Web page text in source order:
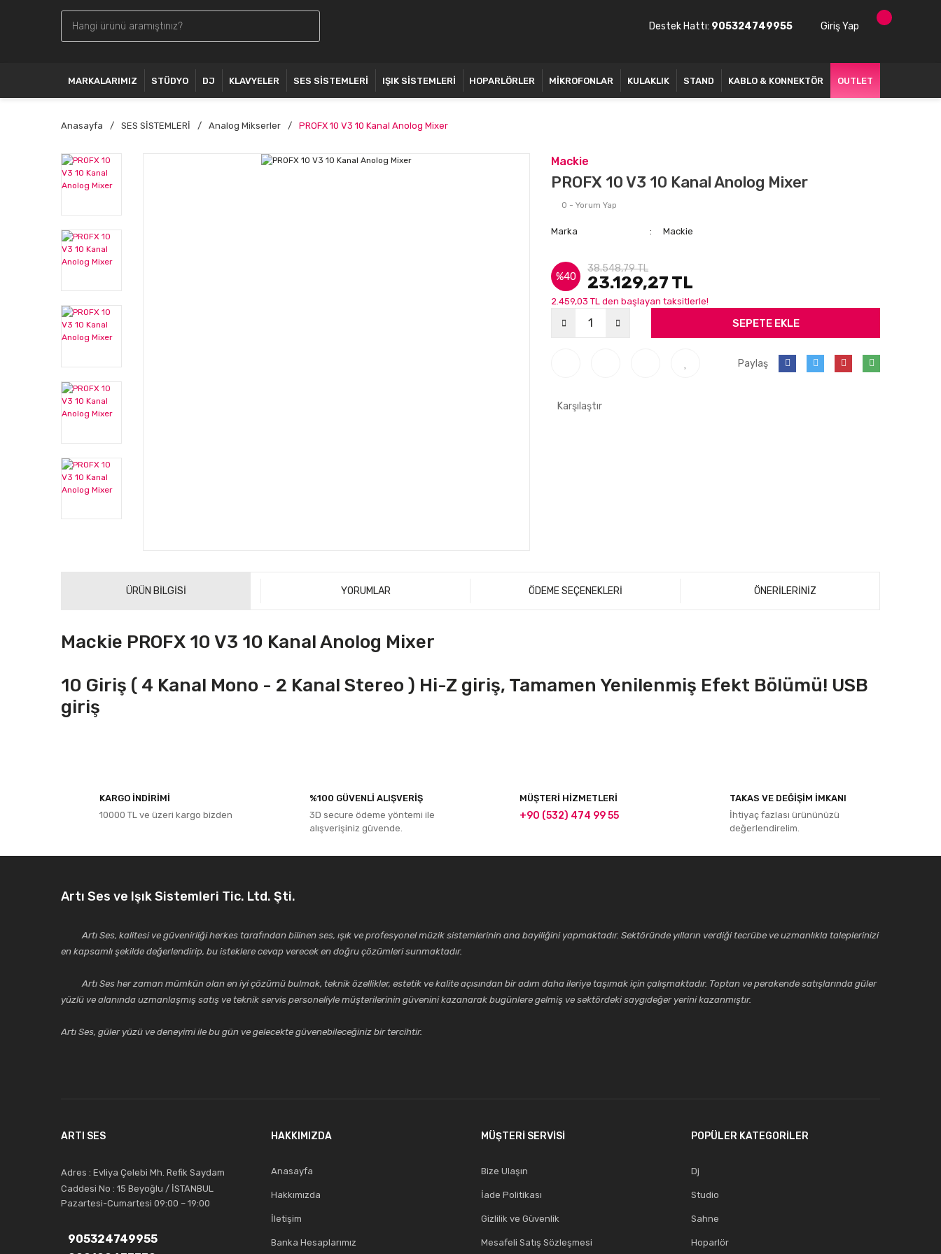
Destek Hattı: 905324749955 Giriş Yap
MARKALARIMIZ STÜDYO DJ KLAVYELER SES SİSTEMLERİ IŞIK SİSTEMLERİ HOPARLÖRLER MİKROFONLAR KULAKLIK STAND KABLO & KONNEKTÖR OUTLET
Anasayfa SES SİSTEMLERİ Analog Mikserler PROFX 10 V3 10 Kanal Anolog Mixer
Mackie
PROFX 10 V3 10 Kanal Anolog Mixer
0 - Yorum Yap
Marka Mackie
%40
38.548,79 TL
23.129,27 TL
2.459,03 TL den başlayan taksitlerle!
SEPETE EKLE
Paylaş
Karşılaştır
ÜRÜN BİLGİSİ YORUMLAR ÖDEME SEÇENEKLERİ ÖNERİLERİNİZ
Mackie PROFX 10 V3 10 Kanal Anolog Mixer
10 Giriş ( 4 Kanal Mono - 2 Kanal Stereo ) Hi-Z giriş, Tamamen Yenilenmiş Efekt Bölümü! USB
giriş
Bu ürüne ilk yorumu siz yapın!
Görüş ve önerileriniz için teşekkür ederiz.
Bu ürüne benzer farklı alternatifler olmalı.
Gönder
KARGO İNDİRİMİ
10000 TL ve üzeri kargo bizden
%100 GÜVENLİ ALIŞVERİŞ
3D secure ödeme yöntemi ile
alışverişiniz güvende.
MÜŞTERİ HİZMETLERİ
+90 (532) 474 99 55
TAKAS VE DEĞİŞİM İMKANI
İhtiyaç fazlası ürününüzü
değerlendirelim.
Artı Ses ve Işık Sistemleri Tic. Ltd. Şti.
Artı Ses, kalitesi ve güvenirliği herkes tarafından bilinen ses, ışık ve profesyonel müzik sistemlerinin ana bayiliğini yapmaktadır. Sektöründe yılların verdiği tecrübe ve uzmanlıkla taleplerinizi
en kapsamlı şekilde değerlendirip, bu isteklere cevap verecek en doğru çözümleri sunmaktadır.
Artı Ses her zaman mümkün olan en iyi çözümü bulmak, teknik özellikler, estetik ve kalite açısından bir adım daha ileriye taşımak için çalışmaktadır. Toptan ve perakende satışlarında güler
yüzlü ve alanında uzmanlaşmış satış ve teknik servis personeliyle müşterilerinin güvenini kazanarak bugünlere gelmiş ve sektördeki saygıdeğer yerini kazanmıştır.
Artı Ses, güler yüzü ve deneyimi ile bu gün ve gelecekte güvenebileceğiniz bir tercihtir.
ARTI SES
Adres : Evliya Çelebi Mh. Refik Saydam
Caddesi No : 15 Beyoğlu / İSTANBUL
Pazartesi-Cumartesi 09:00 – 19:00
905324749955
HAKKIMIZDA
Anasayfa
Hakkımızda
İletişim
Banka Hesaplarımız
MÜŞTERİ SERVİSİ
Bize Ulaşın
İade Politikası
Gizlilik ve Güvenlik
Mesafeli Satış Sözleşmesi
POPÜLER KATEGORİLER
Dj
Studio
Sahne
Hoparlör